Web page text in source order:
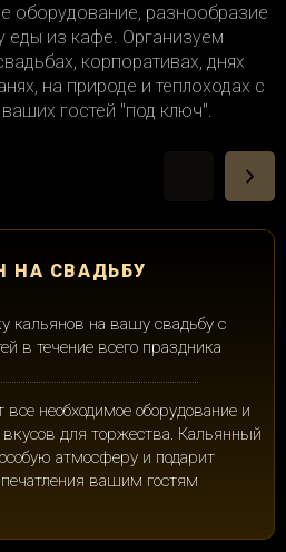
оборудование, разнообразие
еды из кафе. Организуем
корпоративах, днях
на природе и теплоходах с
гостей "под ключ".
НА СВАДЬБУ
кальянов на вашу свадьбу с
в течение всего праздника
необходимое оборудование и
вкусов для торжества. Кальянный
атмосферу и подарит
вашим гостям